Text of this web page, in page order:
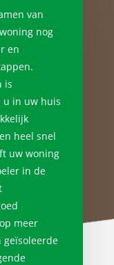
van
nog
en
is
u in uw huis
heel snel
uw woning
in de
meer
geïsoleerde